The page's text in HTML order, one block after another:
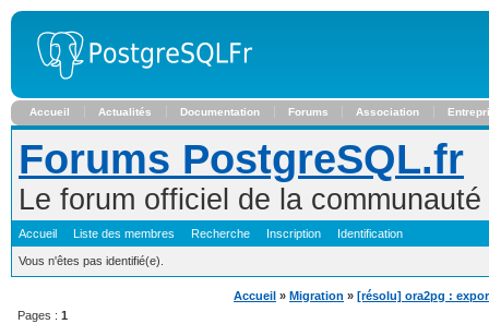
Accueil Actualités Documentation Forums Association
Forums PostgreSQL.fr
Le forum officiel de la
Accueil Liste des membres Recherche Inscription Identification
Vous n'êtes pas identifié(e).
Accueil » Migration » [résolu] ora2pg :
Pages : 1